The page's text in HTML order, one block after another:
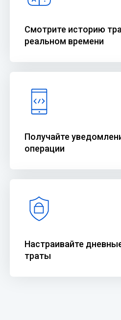
Смотрите историю
реальном времени
Получайте
операции
Настраивайте
траты